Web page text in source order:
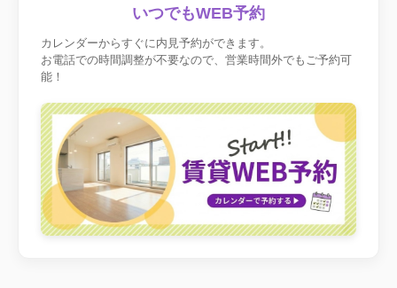
いつでもWEB予約
カレンダーからすぐに内見予約ができます。
お電話での時間調整が不要なので、営業時間外でもご予約可
能！